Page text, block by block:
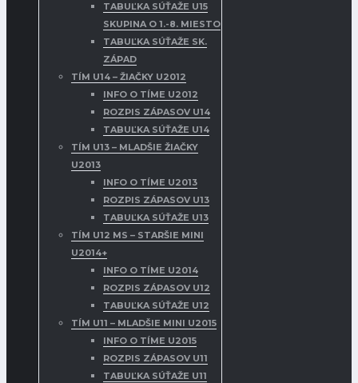
TABUĽKA SÚŤAŽE U15
SKUPINA O 1.-8. MIESTO
TABUĽKA SÚŤAŽE SK.
ZÁPAD
TÍM U14 – ŽIAČKY U2012
INFO O TÍME U2012
ROZPIS ZÁPASOV U14
TABUĽKA SÚŤAŽE U14
TÍM U13 – MLADŠIE ŽIAČKY
U2013
INFO O TÍME U2013
ROZPIS ZÁPASOV U13
TABUĽKA SÚŤAŽE U13
TÍM U12 MS – STARŠIE MINI
U2014+
INFO O TÍME U2014
ROZPIS ZÁPASOV U12
TABUĽKA SÚŤAŽE U12
TÍM U11 – MLADŠIE MINI U2015
INFO O TÍME U2015
ROZPIS ZÁPASOV U11
TABUĽKA SÚŤAŽE U11